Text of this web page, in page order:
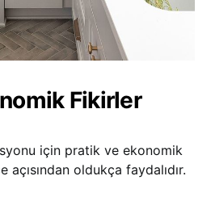
Fikirler
için pratik ve ekonomik
oldukça faydalıdır.